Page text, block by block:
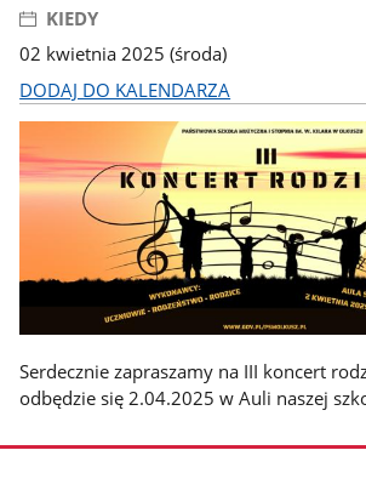
KIEDY
02 kwietnia 2025 (środa)
DODAJ DO KALENDARZA
Serdecznie zapraszamy na III koncert
odbędzie się 2.04.2025 w Auli naszej